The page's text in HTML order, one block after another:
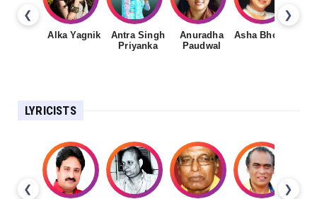
❮ ❯
Alka Yagnik
Antra Singh
Priyanka
Anuradha
Paudwal
Asha Bhosale
LYRICISTS
❮ ❯